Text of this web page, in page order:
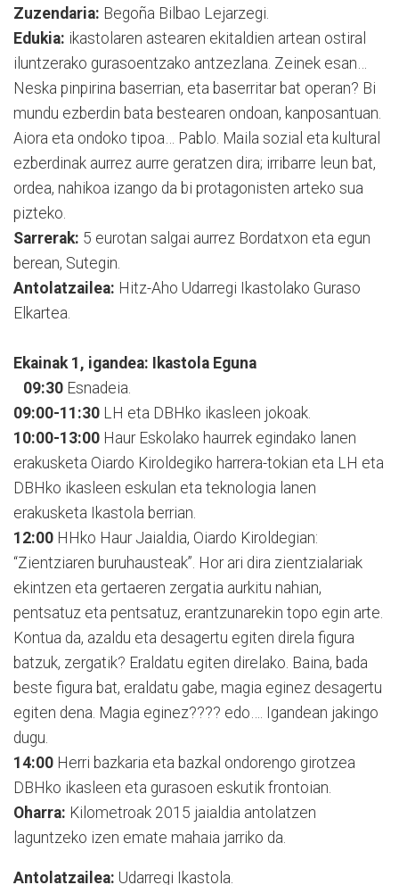
Zuzendaria: Begoña Bilbao Lejarzegi.
Edukia: ikastolaren astearen ekitaldien artean ostiral
iluntzerako gurasoentzako antzezlana. Zeinek esan…
Neska pinpirina baserrian, eta baserritar bat operan? Bi
mundu ezberdin bata bestearen ondoan, kanposantuan.
Aiora eta ondoko tipoa… Pablo. Maila sozial eta kultural
ezberdinak aurrez aurre geratzen dira; irribarre leun bat,
ordea, nahikoa izango da bi protagonisten arteko sua
pizteko.
Sarrerak: 5 eurotan salgai aurrez Bordatxon eta egun
berean, Sutegin.
Antolatzailea: Hitz-Aho Udarregi Ikastolako Guraso
Elkartea.
Ekainak 1, igandea: Ikastola Eguna
09:30 Esnadeia.
09:00-11:30 LH eta DBHko ikasleen jokoak.
10:00-13:00 Haur Eskolako haurrek egindako lanen
erakusketa Oiardo Kiroldegiko harrera-tokian eta LH eta
DBHko ikasleen eskulan eta teknologia lanen
erakusketa Ikastola berrian.
12:00 HHko Haur Jaialdia, Oiardo Kiroldegian:
“Zientziaren buruhausteak”. Hor ari dira zientzialariak
ekintzen eta gertaeren zergatia aurkitu nahian,
pentsatuz eta pentsatuz, erantzunarekin topo egin arte.
Kontua da, azaldu eta desagertu egiten direla figura
batzuk, zergatik? Eraldatu egiten direlako. Baina, bada
beste figura bat, eraldatu gabe, magia eginez desagertu
egiten dena. Magia eginez???? edo…. Igandean jakingo
dugu.
14:00 Herri bazkaria eta bazkal ondorengo girotzea
DBHko ikasleen eta gurasoen eskutik frontoian.
Oharra: Kilometroak 2015 jaialdia antolatzen
laguntzeko izen emate mahaia jarriko da.
Antolatzailea: Udarregi Ikastola.